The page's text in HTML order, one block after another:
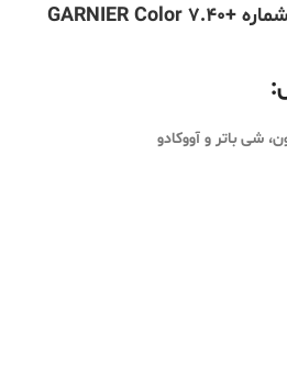
کیت رنگ موی گارنیر شماره +7.40 GARNIER Color
شی باتر و آووکادو